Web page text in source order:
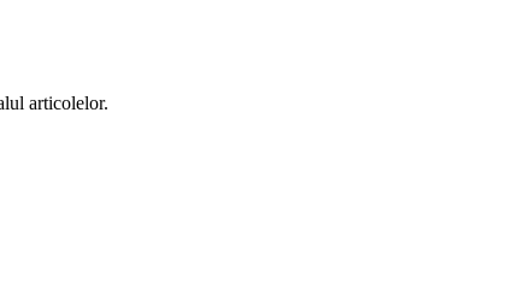
articolelor.